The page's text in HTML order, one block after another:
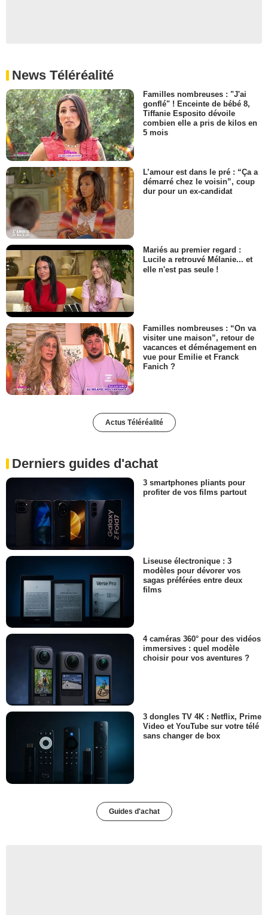
News Téléréalité
Familles nombreuses : "J'ai
gonflé" ! Enceinte de bébé 8,
Tiffanie Esposito dévoile
combien elle a pris de kilos en
5 mois
L’amour est dans le pré : “Ça a
démarré chez le voisin”, coup
dur pour un ex-candidat
Mariés au premier regard :
Lucile a retrouvé Mélanie... et
elle n'est pas seule !
Familles nombreuses : “On va
visiter une maison”, retour de
vacances et déménagement en
vue pour Emilie et Franck
Fanich ?
Actus Téléréalité
Derniers guides d'achat
3 smartphones pliants pour
profiter de vos films partout
Liseuse électronique : 3
modèles pour dévorer vos
sagas préférées entre deux
films
4 caméras 360° pour des vidéos
immersives : quel modèle
choisir pour vos aventures ?
3 dongles TV 4K : Netflix, Prime
Video et YouTube sur votre télé
sans changer de box
Guides d'achat